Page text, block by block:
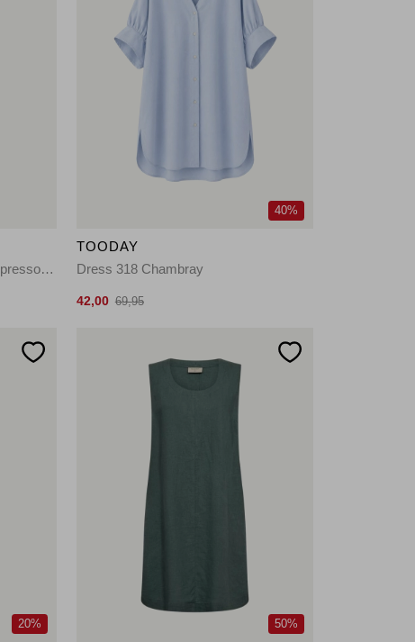
Norah 2way dot dress 8717 espresso/ecru
40%
TOODAY
Dress 318 Chambray
42,00 69,95
20% 50%